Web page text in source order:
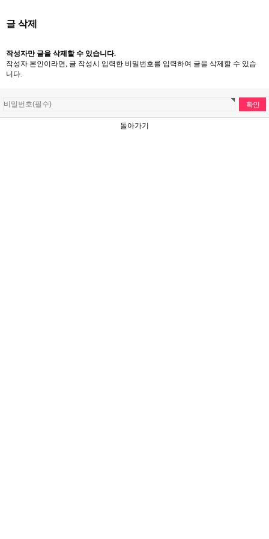
글 삭제
작성자만 글을 삭제할 수 있습니다.
작성자 본인이라면, 글 작성시 입력한 비밀번호를 입력하여 글을 삭제할 수 있습
니다.
돌아가기